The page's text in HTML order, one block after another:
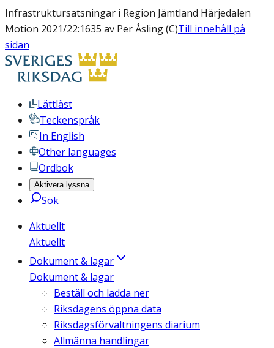
Infrastruktursatsningar i Region Jämtland Härjedalen
Motion 2021/22:1635 av Per Åsling (C)Till innehåll på
sidan
Lättläst
Teckenspråk
In English
Other languages
Ordbok
Aktivera lyssna
Sök
Aktuellt
Aktuellt
Dokument & lagar
Dokument & lagar
Beställ och ladda ner
Riksdagens öppna data
Riksdagsförvaltningens diarium
Allmänna handlingar